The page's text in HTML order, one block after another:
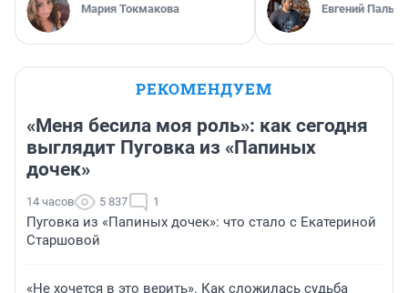
Мария Токмакова Евгений
РЕКОМЕНДУЕМ
«Меня бесила моя роль»: как сегодня
выглядит Пуговка из «Папиных
дочек»
14 часов 5 837 1
Пуговка из «Папиных дочек»: что стало с Екатериной
Старшовой
«Не хочется в это верить». Как сложилась судьба